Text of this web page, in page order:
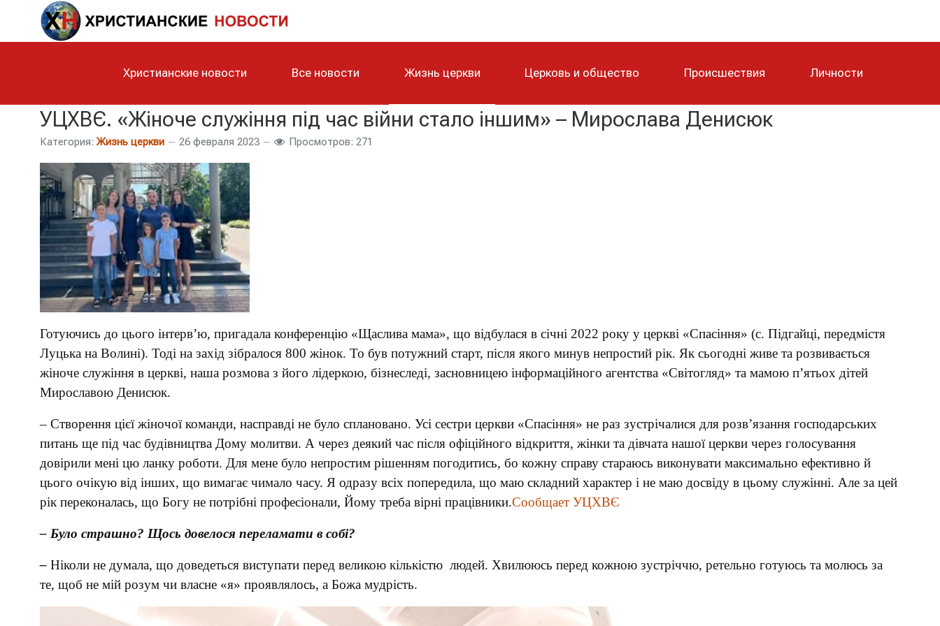
Христианские новости Все новости Жизнь церкви Церковь и общество Происшествия Личности
УЦХВЄ. «Жіноче служіння під час війни стало іншим» – Мирослава Денисюк
Категория: Жизнь церкви 26 февраля 2023 Просмотров: 271
Готуючись до цього інтерв’ю, пригадала конференцію «Щаслива мама», що відбулася в січні 2022 року у церкві «Спасіння» (с. Підгайці, передмістя
Луцька на Волині). Тоді на захід зібралося 800 жінок. То був потужний старт, після якого минув непростий рік. Як сьогодні живе та розвивається
жіноче служіння в церкві, наша розмова з його лідеркою, бізнеследі, засновницею інформаційного агентства «Світогляд» та мамою п’ятьох дітей
Мирославою Денисюк.
– Створення цієї жіночої команди, насправді не було сплановано. Усі сестри церкви «Спасіння» не раз зустрічалися для розв’язання господарських
питань ще під час будівництва Дому молитви. А через деякий час після офіційного відкриття, жінки та дівчата нашої церкви через голосування
довірили мені цю ланку роботи. Для мене було непростим рішенням погодитись, бо кожну справу стараюсь виконувати максимально ефективно й
цього очікую від інших, що вимагає чимало часу. Я одразу всіх попередила, що маю складний характер і не маю досвіду в цьому служінні. Але за цей
рік переконалась, що Богу не потрібні професіонали, Йому треба вірні працівники.Сообщает УЦХВЄ
– Було страшно? Щось довелося переламати в собі?
– Ніколи не думала, що доведеться виступати перед великою кількістю людей. Хвилююсь перед кожною зустріччю, ретельно готуюсь та молюсь за
те, щоб не мій розум чи власне «я» проявлялось, а Божа мудрість.